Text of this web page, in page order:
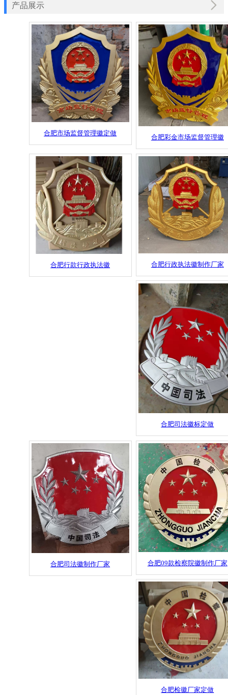
产品展示
合肥市场监督管理徽定做
合肥彩金市场监督管理徽
合肥行款行政执法徽 合肥行政执法徽制作厂家
合肥司法徽标定做
合肥司法徽制作厂家 合肥09款检察院徽制作厂家
合肥检徽厂家定做